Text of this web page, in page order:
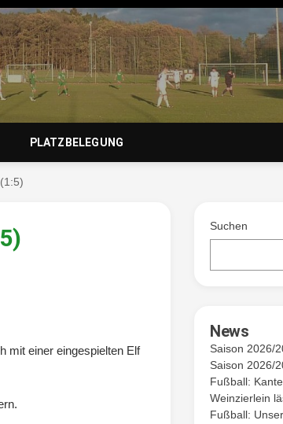
e. V.
PLATZBELEGUNG
mit einer eingespielten Elf
Suchen
News
Saison 2026/
Saison 2026/
Fußball:
Weinzierlein
Fußball: